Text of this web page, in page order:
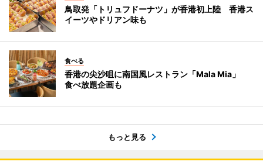
鳥取発「トリュフドーナツ」が香港初上陸 香港ス
イーツやドリアン味も
食べる
香港の尖沙咀に南国風レストラン「Mala Mia」
食べ放題企画も
もっと見る